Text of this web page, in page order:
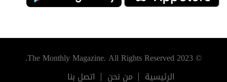
© 2023 The Monthly Magazine. All Rights Reserved.
الرئيسية
من نحن اتصل بنا